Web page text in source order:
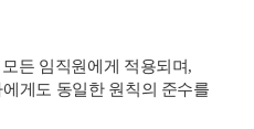
든 임직원에게 적용되며,
게도 동일한 원칙의 준수를